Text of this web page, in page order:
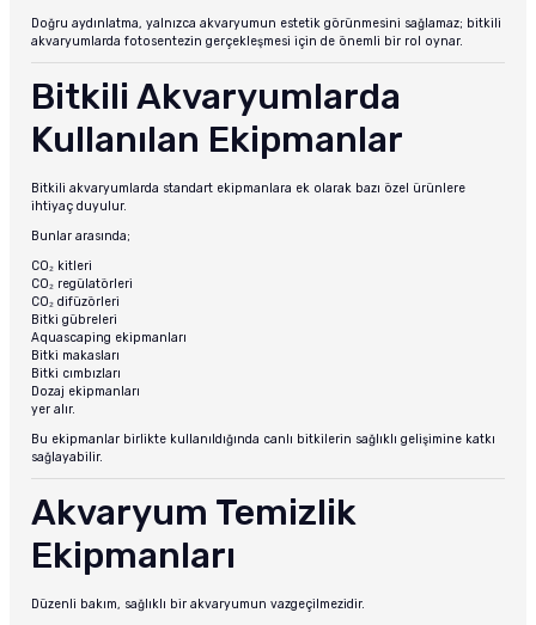
Doğru aydınlatma, yalnızca akvaryumun estetik görünmesini sağlamaz; bitkili
akvaryumlarda fotosentezin gerçekleşmesi için de önemli bir rol oynar.
Bitkili Akvaryumlarda
Kullanılan Ekipmanlar
Bitkili akvaryumlarda standart ekipmanlara ek olarak bazı özel ürünlere
ihtiyaç duyulur.
Bunlar arasında;
CO₂ kitleri
CO₂ regülatörleri
CO₂ difüzörleri
Bitki gübreleri
Aquascaping ekipmanları
Bitki makasları
Bitki cımbızları
Dozaj ekipmanları
yer alır.
Bu ekipmanlar birlikte kullanıldığında canlı bitkilerin sağlıklı gelişimine katkı
sağlayabilir.
Akvaryum Temizlik
Ekipmanları
Düzenli bakım, sağlıklı bir akvaryumun vazgeçilmezidir.